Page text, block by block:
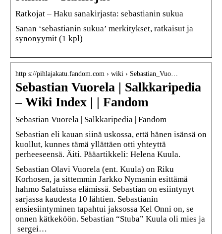
Ratkojat – Haku sanakirjasta: sebastianin sukua
Sanan ‘sebastianin sukua’ merkitykset, ratkaisut ja
synonyymit (1 kpl)
http s://pihlajakatu.fandom.com › wiki › Sebastian_Vuo…
Sebastian Vuorela | Salkkaripedia
– Wiki Index | | Fandom
Sebastian Vuorela | Salkkaripedia | Fandom
Sebastian eli kauan siinä uskossa, että hänen isänsä on
kuollut, kunnes tämä yllättäen otti yhteyttä
perheeseensä. Äiti. Pääartikkeli: Helena Kuula.
Sebastian Olavi Vuorela (ent. Kuula) on Riku
Korhosen, ja sittemmin Jarkko Nymanin esittämä
hahmo Salatuissa elämissä. Sebastian on esiintynyt
sarjassa kaudesta 10 lähtien. Sebastianin
ensiesiintyminen tapahtui jaksossa Kel Onni on, se
onnen kätkeköön. Sebastian “Stuba” Kuula oli mies ja
sergei…